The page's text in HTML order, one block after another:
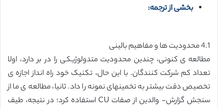
بخشی از ترجمه:
4.1 محدودیت ها و مفاهیم بالینی
مطالعه ی کنونی، چندین محدودیت متدولوژیکی را در بر دارد، اولا
تعداد کم شرکت کنندگان. با این حال، تکنیک خود راه انداز اجازه ی
تخصیص دقت بیشتر به تخمینهای نمونه را داد. ثانیا، مطالعه ی ما از
سنجش گزارش- والدین از صفات CU استفاده کرد؛ در نتیجه، طیف